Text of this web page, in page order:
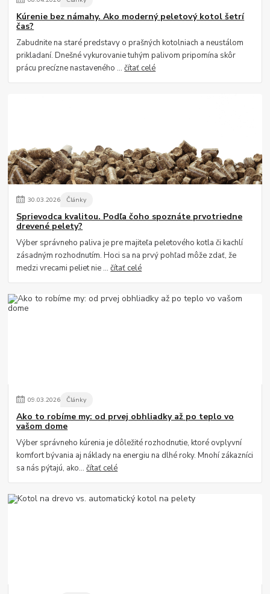
Kúrenie bez námahy. Ako moderný peletový kotol šetrí
čas?
Zabudnite na staré predstavy o prašných kotolniach a neustálom
prikladaní. Dnešné vykurovanie tuhým palivom pripomína skôr
prácu precízne nastaveného ...čítať celé
30.03.2026 Články
Sprievodca kvalitou. Podľa čoho spoznáte prvotriedne
drevené pelety?
Výber správneho paliva je pre majiteľa peletového kotla či kachlí
zásadným rozhodnutím. Hoci sa na prvý pohľad môže zdať, že
medzi vrecami peliet nie ...čítať celé
09.03.2026 Články
Ako to robíme my: od prvej obhliadky až po teplo vo
vašom dome
Výber správneho kúrenia je dôležité rozhodnutie, ktoré ovplyvní
komfort bývania aj náklady na energiu na dlhé roky. Mnohí zákazníci
sa nás pýtajú, ako...čítať celé